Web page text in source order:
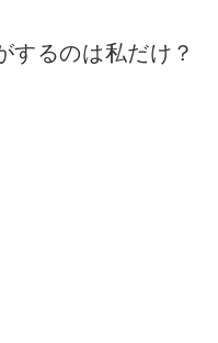
するのは私だけ？